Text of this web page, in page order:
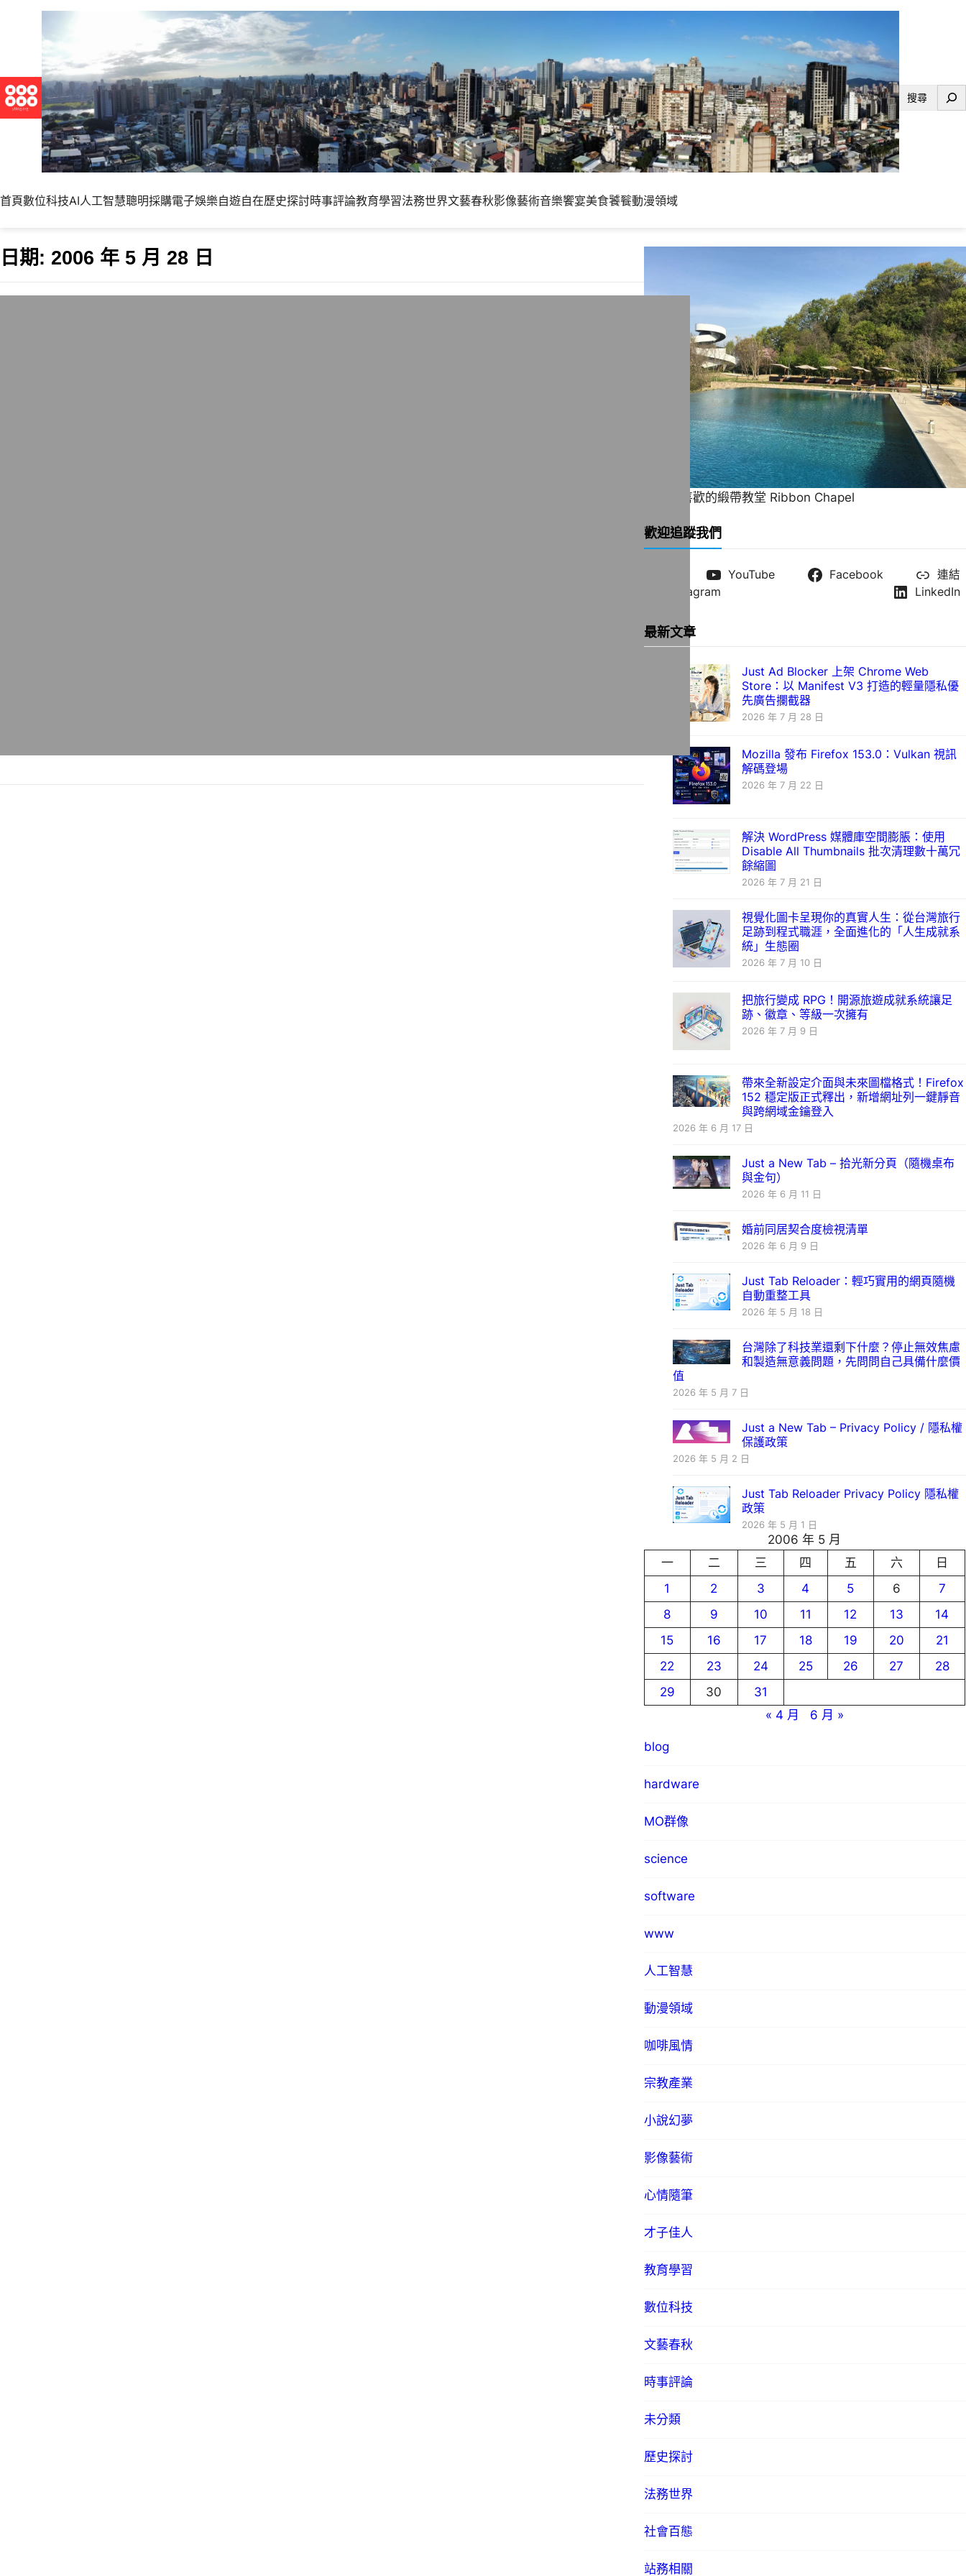
搜
首頁數位科技AI人工智慧聰明採購電子娛樂自遊自在歷史探討時事評論教育學習法務世界文藝春秋影像藝術音樂饗宴美食饕餮動漫領域
日期: 2006 年 5 月 28 日
一直很喜歡的緞帶教堂 Ribbon Chapel
歡迎追蹤我們
YouTube Facebook
連結
Instagram
LinkedIn
最新文章
Just Ad Blocker 上架 Chrome Web
Store：以 Manifest V3 打造的輕量隱私優
先廣告攔截器
2026 年 7 月 28 日
Mozilla 發布 Firefox 153.0：Vulkan 視訊
解碼登場
2026 年 7 月 22 日
解決 WordPress 媒體庫空間膨脹：使用
Disable All Thumbnails 批次清理數十萬冗
餘縮圖
2026 年 7 月 21 日
視覺化圖卡呈現你的真實人生：從台灣旅行
足跡到程式職涯，全面進化的「人生成就系
統」生態圈
2026 年 7 月 10 日
把旅行變成 RPG！開源旅遊成就系統讓足
跡、徽章、等級一次擁有
2026 年 7 月 9 日
帶來全新設定介面與未來圖檔格式！Firefox
152 穩定版正式釋出，新增網址列一鍵靜音
與跨網域金鑰登入
2026 年 6 月 17 日
Just a New Tab – 拾光新分頁（隨機桌布
與金句）
2026 年 6 月 11 日
婚前同居契合度檢視清單
2026 年 6 月 9 日
Just Tab Reloader：輕巧實用的網頁隨機
自動重整工具
2026 年 5 月 18 日
台灣除了科技業還剩下什麼？停止無效焦慮
和製造無意義問題，先問問自己具備什麼價
值
2026 年 5 月 7 日
Just a New Tab – Privacy Policy / 隱私權
保護政策
2026 年 5 月 2 日
Just Tab Reloader Privacy Policy 隱私權
政策
2026 年 5 月 1 日
2006 年 5 月
一
二 三 四 五 六
日
1
2 3 4 5 6
7
8
9 10 11 12 13
14
15
16 17 18 19 20
21
22
23 24 25 26 27
28
29
30
31
« 4 月
6 月 »
blog
hardware
MO群像
science
software
www
人工智慧
動漫領域
咖啡風情
宗教產業
小說幻夢
影像藝術
心情隨筆
才子佳人
教育學習
數位科技
文藝春秋
時事評論
未分類
歷史探討
法務世界
社會百態
站務相關